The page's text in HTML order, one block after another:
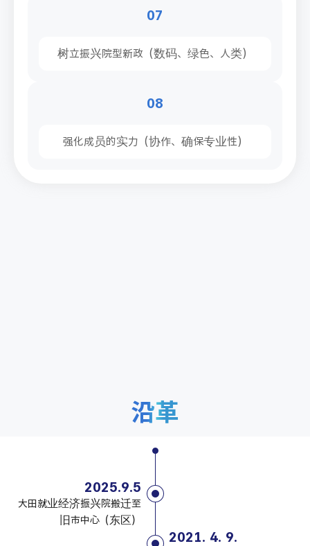
07
树立振兴院型新政（数码、绿色、人类）
08
强化成员的实力（协作、确保专业性）
沿革
2025.9.5
大田就业经济振兴院搬迁至
旧市中心（东区）
2021. 4. 9.